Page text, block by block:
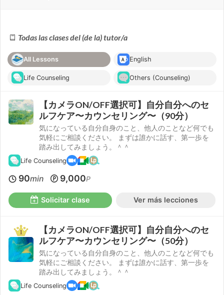
Todas las clases del (de la) tutor/a
All Lessons English
Life Counseling Others (Counseling)
【カメラON/OFF選択可】自分自分へのセ
ルフケア〜カウンセリング〜（90分）
気になっている自分自身のこと、他人のことなど何でも
気軽にご相談ください。 まずは誰かに話す、第一歩を
踏み出してみましょう。＾＾
Life Counseling
90min 9,000P
Solicitar clase Ver más lecciones
【カメラON/OFF選択可】自分自分へのセ
ルフケア〜カウンセリング〜（50分）
気になっている自分自身のこと、他人のことなど何でも
気軽にご相談ください。 まずは誰かに話す、第一歩を
踏み出してみましょう。＾＾
Life Counseling